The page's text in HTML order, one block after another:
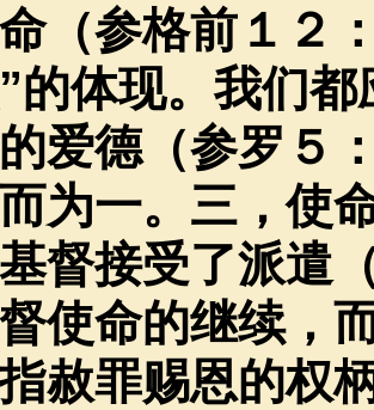
（参格前１２
”的体现。我们
爱德（参罗５
为一。三，使
督接受了派遣
使命的继续，
赦罪赐恩的权